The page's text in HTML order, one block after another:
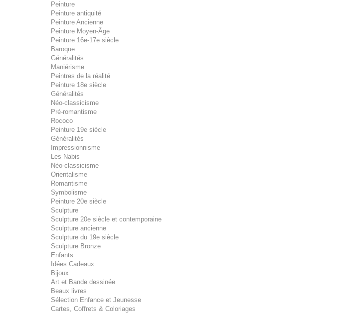
Peinture
Peinture antiquité
Peinture Ancienne
Peinture Moyen-Âge
Peinture 16e-17e siècle
Baroque
Généralités
Maniérisme
Peintres de la réalité
Peinture 18e siècle
Généralités
Néo-classicisme
Pré-romantisme
Rococo
Peinture 19e siècle
Généralités
Impressionnisme
Les Nabis
Néo-classicisme
Orientalisme
Romantisme
Symbolisme
Peinture 20e siècle
Sculpture
Sculpture 20e siècle et contemporaine
Sculpture ancienne
Sculpture du 19e siècle
Sculpture Bronze
Enfants
Idées Cadeaux
Bijoux
Art et Bande dessinée
Beaux livres
Sélection Enfance et Jeunesse
Cartes, Coffrets & Coloriages